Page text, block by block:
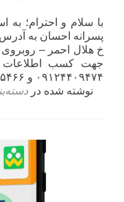
با سلام و احترام؛ به
پسرانه احسان به
خ هلال احمر –
جهت کسب اطلاعات
۰۹۱۲۴۴۰۹۴۷۴ و ۳۶۰۳۵۴۶۶ تماس حاصل نمایید
نوشته شده در